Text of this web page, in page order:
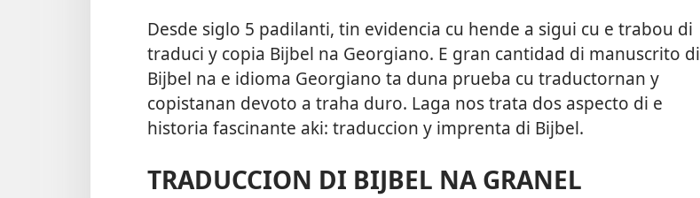
Desde siglo 5 padilanti, tin evidencia cu hende a sigui cu e trabou di
traduci y copia Bijbel na Georgiano. E gran cantidad di manuscrito di
Bijbel na e idioma Georgiano ta duna prueba cu traductornan y
copistanan devoto a traha duro. Laga nos trata dos aspecto di e
historia fascinante aki: traduccion y imprenta di Bijbel.
TRADUCCION DI BIJBEL NA GRANEL